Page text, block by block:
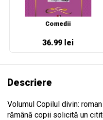
Comedii
36.99 lei
Descriere
Volumul Copilul divin:
rămână copii solicită un